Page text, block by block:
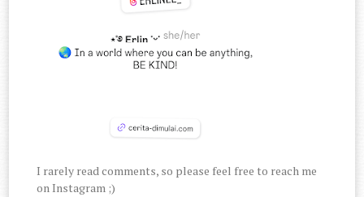
I rarely read comments, so please feel free to reach me
on Instagram ;)